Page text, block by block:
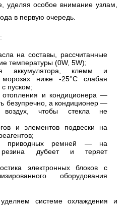
уделяя особое внимание узлам,
в первую очередь.
на составы, рассчитанные
температуры (0W, 5W);
аккумулятора, клемм и
ниже -25°C слабая
пуском;
отопления и кондиционера —
безупречно, а кондиционер —
воздух, чтобы стекла не
и элементов подвески на
приводных ремней — на
дубеет и теряет
электронных блоков с
оборудования
системе охлаждения и